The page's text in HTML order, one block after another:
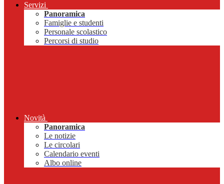
Servizi
Panoramica
Famiglie e studenti
Personale scolastico
Percorsi di studio
Novità
Panoramica
Le notizie
Le circolari
Calendario eventi
Albo online